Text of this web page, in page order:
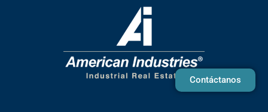
Contáctanos